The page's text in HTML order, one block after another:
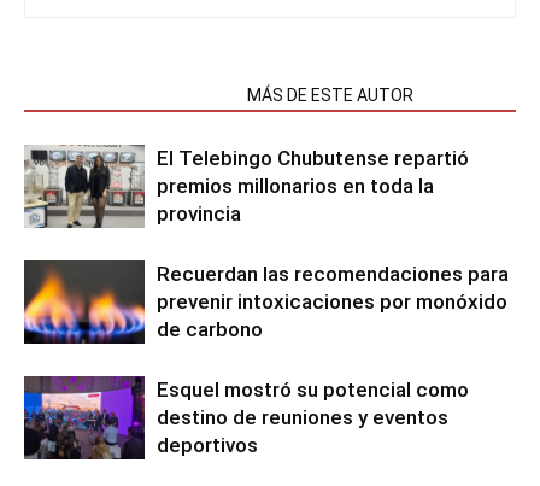
MÁS DE ESTE AUTOR
El Telebingo Chubutense repartió
premios millonarios en toda la
provincia
Recuerdan las recomendaciones para
prevenir intoxicaciones por monóxido
de carbono
Esquel mostró su potencial como
destino de reuniones y eventos
deportivos